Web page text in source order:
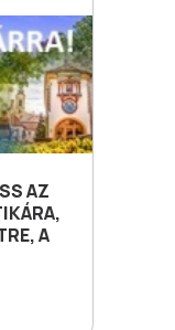
AZ
A